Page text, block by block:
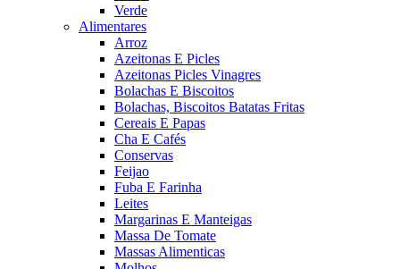
Verde
Alimentares
Arroz
Azeitonas E Picles
Azeitonas Picles Vinagres
Bolachas E Biscoitos
Bolachas, Biscoitos Batatas Fritas
Cereais E Papas
Cha E Cafés
Conservas
Feijao
Fuba E Farinha
Leites
Margarinas E Manteigas
Massa De Tomate
Massas Alimenticas